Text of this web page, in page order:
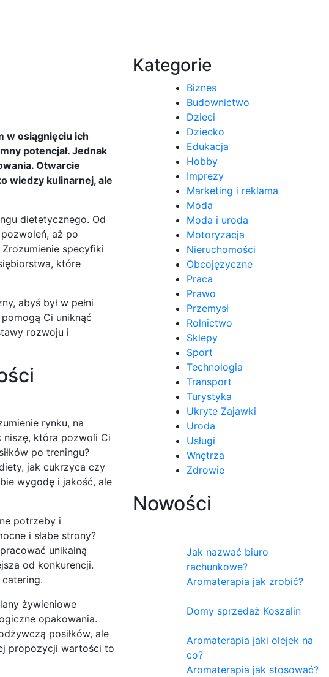
w osiągnięciu ich
potencjał. Jednak
Otwarcie
wiedzy kulinarnej, ale
dietetycznego. Od
aż po
specyfiki
które
abyś był w pełni
Ci uniknąć
rozwoju i
rynku, na
niszę, która pozwoli Ci
po treningu?
jak cukrzyca czy
wygodę i jakość, ale
potrzeby i
i słabe strony?
unikalną
od konkurencji.
żywieniowe
opakowania.
posiłków, ale
propozycji wartości to
Kategorie
Biznes
Budownictwo
Dzieci
Dziecko
Edukacja
Hobby
Imprezy
Marketing i reklama
Moda
Moda i uroda
Motoryzacja
Nieruchomości
Obcojęzyczne
Praca
Prawo
Przemysł
Rolnictwo
Sklepy
Sport
Technologia
Transport
Turystyka
Ukryte Zajawki
Uroda
Usługi
Wnętrza
Zdrowie
Nowości
Jak nazwać biuro
rachunkowe?
Aromaterapia jak zrobić?
Domy sprzedaż Koszalin
Aromaterapia jaki olejek na
co?
Aromaterapia jak stosować?